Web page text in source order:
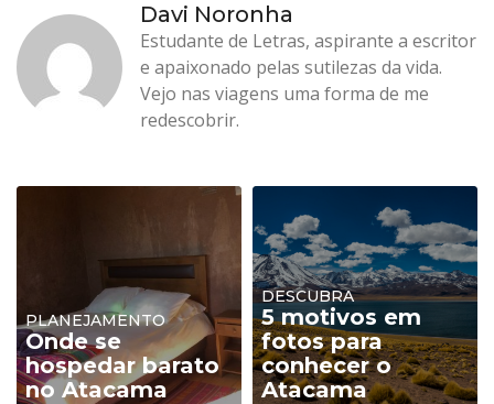
Davi Noronha
Estudante de Letras, aspirante a escritor
e apaixonado pelas sutilezas da vida.
Vejo nas viagens uma forma de me
redescobrir.
PLANEJAMENTO
Onde se
hospedar barato
no Atacama
DESCUBRA
5 motivos em
fotos para
conhecer o
Atacama